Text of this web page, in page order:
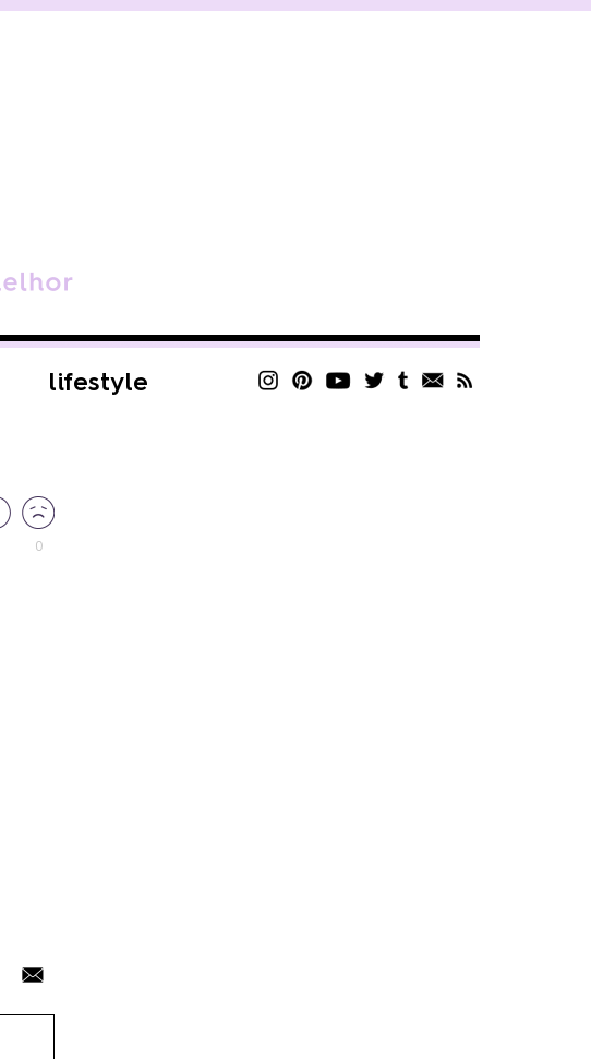
lifestyle
0